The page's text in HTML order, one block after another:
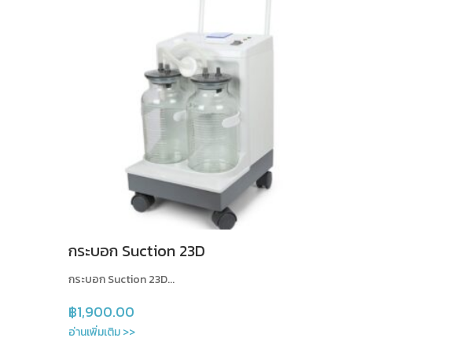
กระบอก Suction 23D
กระบอก Suction 23D...
฿1,900.00
อ่านเพิ่มเติม >>